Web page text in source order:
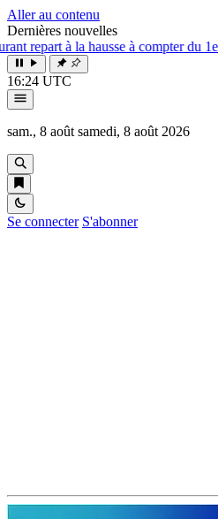
Aller au contenu
Dernières nouvelles
à la hausse à compter du 1er août●
16:24 UTC
sam., 8 août samedi, 8 août 2026
Se connecter S'abonner